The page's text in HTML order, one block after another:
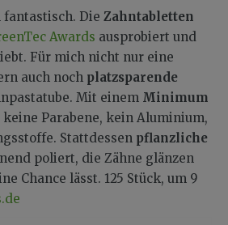
Die Zahntabletten
Awards ausprobiert und
Für mich nicht nur eine
auch noch platzsparende
Mit einem Minimum
Parabene, kein Aluminium,
Stattdessen pflanzliche
poliert, die Zähne glänzen
Chance lässt. 125 Stück, um 9